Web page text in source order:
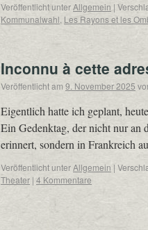
Veröffentlicht unterAllgemein |
Kommunalwahl Les Rayons et les
Inconnu à cette
Veröffentlicht am 9. November 2025
Eigentlich hatte ich geplant,
Ein Gedenktag, der nicht nur an
erinnert, sondern in Frankreich
Veröffentlicht unter Allgemein |
Theater | 4 Kommentare